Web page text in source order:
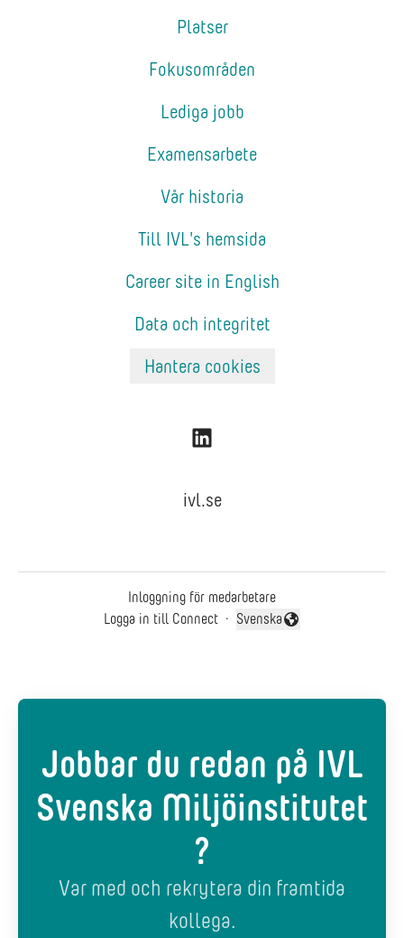
Platser
Fokusområden
Lediga jobb
Examensarbete
Vår historia
Till IVL's hemsida
Career site in English
Data och integritet
Hantera cookies
ivl.se
Inloggning för medarbetare
Logga in till Connect ·
Byt språk
Svenska
Jobbar du redan på IVL
Svenska Miljöinstitutet
?
Var med och rekrytera din framtida
kollega.